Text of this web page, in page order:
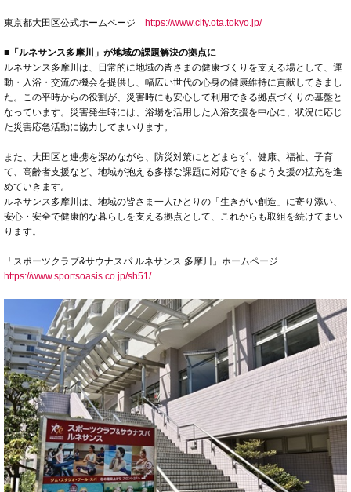
東京都大田区公式ホームページ https://www.city.ota.tokyo.jp/
■「ルネサンス多摩川」が地域の課題解決の拠点に
ルネサンス多摩川は、日常的に地域の皆さまの健康づくりを支える場として、運
動・入浴・交流の機会を提供し、幅広い世代の心身の健康維持に貢献してきまし
た。この平時からの役割が、災害時にも安心して利用できる拠点づくりの基盤と
なっています。災害発生時には、浴場を活用した入浴支援を中心に、状況に応じ
た災害応急活動に協力してまいります。
また、大田区と連携を深めながら、防災対策にとどまらず、健康、福祉、子育
て、高齢者支援など、地域が抱える多様な課題に対応できるよう支援の拡充を進
めていきます。
ルネサンス多摩川は、地域の皆さま一人ひとりの「生きがい創造」に寄り添い、
安心・安全で健康的な暮らしを支える拠点として、これからも取組を続けてまい
ります。
「スポーツクラブ&サウナスパ ルネサンス 多摩川」ホームページ
https://www.sportsoasis.co.jp/sh51/